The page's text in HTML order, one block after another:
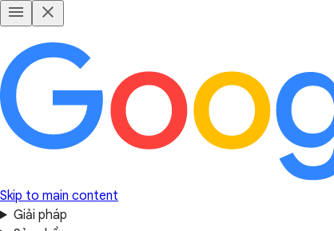
Skip to main content
Giải pháp